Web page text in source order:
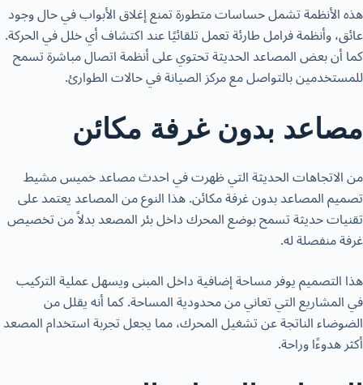
هذه الأنظمة تشمل حساسات متطورة تمنع إغلاق الأبواب في حال وجود
عائق، وأنظمة فرامل طارئة تعمل تلقائيًا عند اكتشاف أي خلل في الحركة.
كما أن بعض المصاعد الحديثة تحتوي على أنظمة اتصال مباشرة تسمح
للمستخدمين بالتواصل مع مركز الصيانة في حالات الطوارئ.
مصاعد بدون غرفة مكائن
من الاتجاهات الحديثة التي ظهرت فياحدث مصاعد خميس مشيط
تصميم المصاعد بدون غرفة مكائن. هذا النوع من المصاعد يعتمد على
تقنيات حديثة تسمح بوضع المحرك داخل بئر المصعد بدلاً من تخصيص
غرفة منفصلة له.
هذا التصميم يوفر مساحة إضافية داخل المبنى ويسهل عملية التركيب
في المشاريع التي تعاني من محدودية المساحة. كما أنه يقلل من
الضوضاء الناتجة عن تشغيل المحرك، مما يجعل تجربة استخدام المصعد
أكثر هدوءًا وراحة.